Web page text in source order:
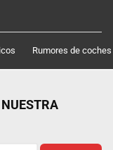
Rumores de coches